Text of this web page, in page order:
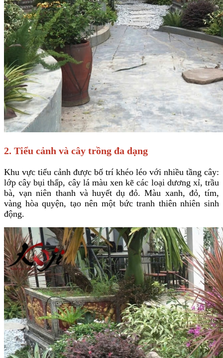
2. Tiểu cảnh và cây trồng đa dạng
Khu vực tiểu cảnh được bố trí khéo léo với nhiều tầng cây:
lớp cây bụi thấp, cây lá màu xen kẽ các loại dương xỉ, trầu
bà, vạn niên thanh và huyết dụ đỏ. Màu xanh, đỏ, tím,
vàng hòa quyện, tạo nên một bức tranh thiên nhiên sinh
động.